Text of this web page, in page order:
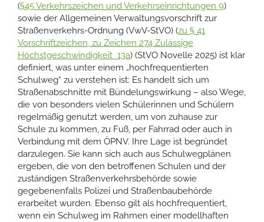
(§45 Verkehrszeichen und Verkehrseinrichtungen 9)
sowie der Allgemeinen Verwaltungsvorschrift zur
Straßenverkehrs-Ordnung (VwV-StVO) (zu § 41
Vorschriftzeichen, zu Zeichen 274 Zulässige
Höchstgeschwindigkeit 13a) (StVO Novelle 2025) ist klar
definiert, was unter einem „hochfrequentierten
Schulweg“ zu verstehen ist: Es handelt sich um
Straßenabschnitte mit Bündelungswirkung – also Wege,
die von besonders vielen Schülerinnen und Schülern
regelmäßig genutzt werden, um von zuhause zur
Schule zu kommen, zu Fuß, per Fahrrad oder auch in
Verbindung mit dem ÖPNV. Ihre Lage ist begründet
darzulegen. Sie kann sich auch aus Schulwegplänen
ergeben, die von den betroffenen Schulen und der
zuständigen Straßenverkehrsbehörde sowie
gegebenenfalls Polizei und Straßenbaubehörde
erarbeitet wurden. Ebenso gilt als hochfrequentiert,
wenn ein Schulweg im Rahmen einer modellhaften